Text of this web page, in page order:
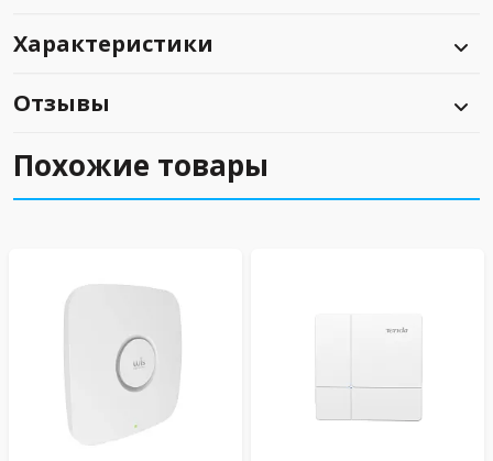
Характеристики
Отзывы
Похожие товары